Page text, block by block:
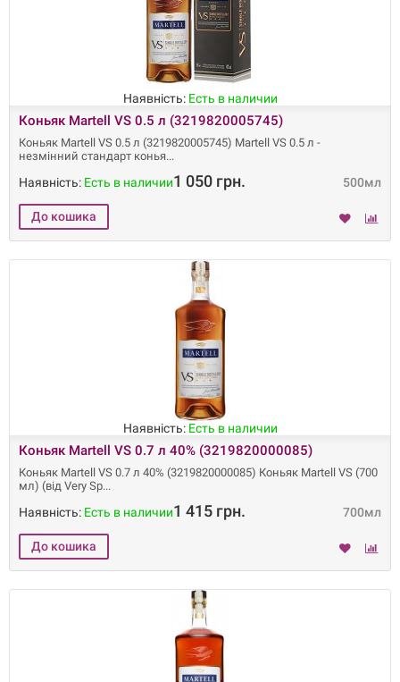
Наявність: Есть в наличии
Коньяк Martell VS 0.5 л (3219820005745)
Коньяк Martell VS 0.5 л (3219820005745) Martell VS 0.5 л -
незмінний стандарт конья
500мл
Наявність: Есть в наличии1 050 грн.
Наявність: Есть в наличии
Коньяк Martell VS 0.7 л 40% (3219820000085)
Коньяк Martell VS 0.7 л 40% (3219820000085) Коньяк Martell VS (700
мл) (від Very Sp
700мл
Наявність: Есть в наличии1 415 грн.